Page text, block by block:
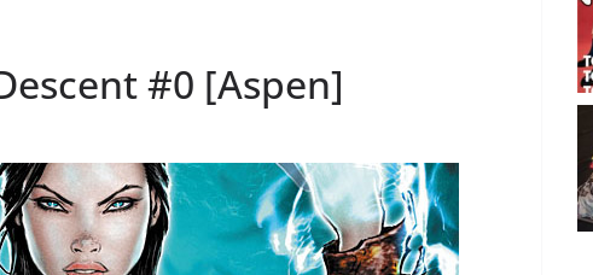
#0 [Aspen]